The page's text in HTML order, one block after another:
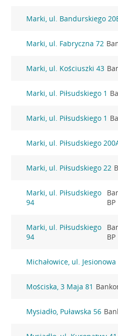
Marki, ul. Bandurskiego
Marki, ul. Fabryczna 72
Marki, ul. Kościuszki 43
Marki, ul. Piłsudskiego 1
Marki, ul. Piłsudskiego 1
Marki, ul. Piłsudskiego
Marki, ul. Piłsudskiego 22
Marki, ul. Piłsudskiego
94
BP
Marki, ul. Piłsudskiego
94
BP
Michałowice, ul. Jesionowa
Mościska, 3 Maja 81
Mysiadło, Puławska 56